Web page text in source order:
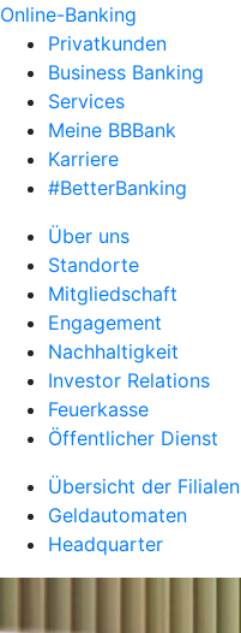
Online-Banking
Privatkunden
Business Banking
Services
Meine BBBank
Karriere
#BetterBanking
Über uns
Standorte
Mitgliedschaft
Engagement
Nachhaltigkeit
Investor Relations
Feuerkasse
Öffentlicher Dienst
Übersicht der Filialen
Geldautomaten
Headquarter